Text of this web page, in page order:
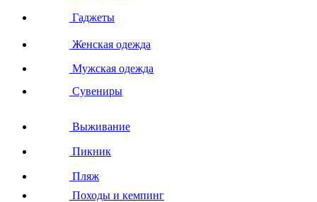
Гаджеты
Женская одежда
Мужская одежда
Сувениры
Выживание
Пикник
Пляж
Походы и кемпинг